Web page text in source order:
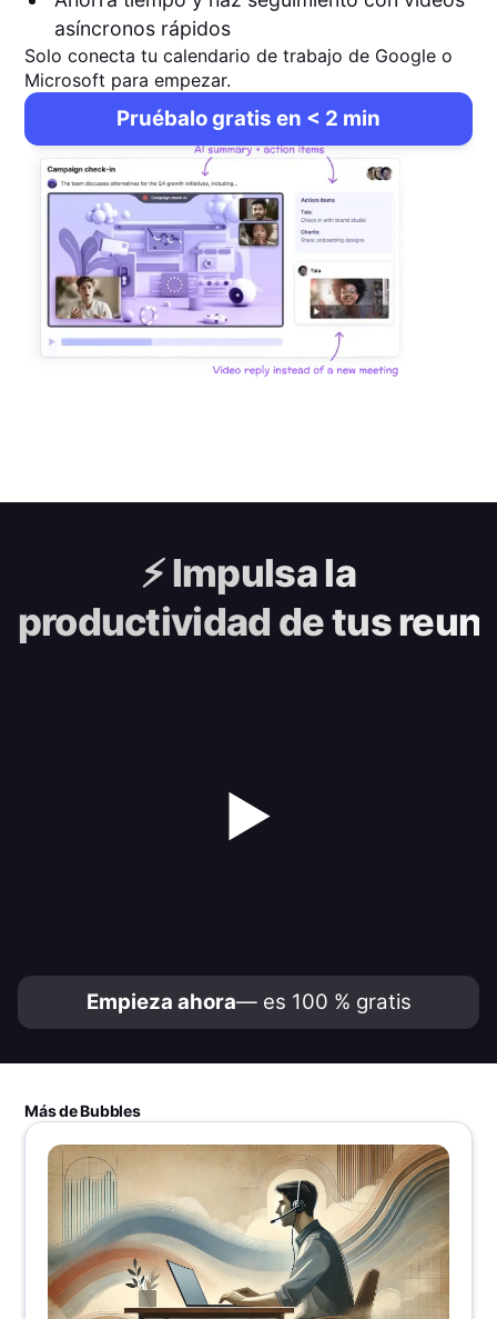
asíncronos rápidos
Solo conecta tu calendario de trabajo de Google o
Microsoft para empezar.
Pruébalo gratis en < 2 min
⚡️Impulsa la
productividad de tus
▶
Empieza ahora— es 100 % gratis
Más de Bubbles